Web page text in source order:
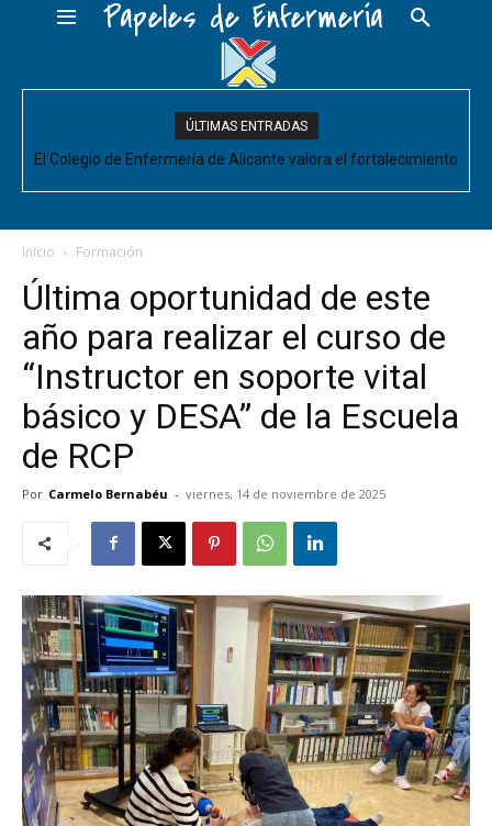
Papeles de Enfermería
ÚLTIMAS ENTRADAS
El Colegio de Enfermería de Alicante valora el fortalecimiento
acompañe de decisiones estructurales para...
Inicio Formación
Última oportunidad de este
año para realizar el curso de
“Instructor en soporte vital
básico y DESA” de la Escuela
de RCP
Por Carmelo Bernabéu - viernes, 14 de noviembre de 2025